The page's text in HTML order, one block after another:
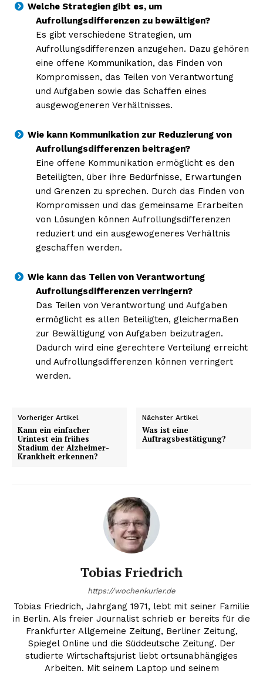
Welche Strategien gibt es, um
Aufrollungsdifferenzen zu bewältigen?
Es gibt verschiedene Strategien, um
Aufrollungsdifferenzen anzugehen. Dazu gehören
eine offene Kommunikation, das Finden von
Kompromissen, das Teilen von Verantwortung
und Aufgaben sowie das Schaffen eines
ausgewogeneren Verhältnisses.
Wie kann Kommunikation zur Reduzierung von
Aufrollungsdifferenzen beitragen?
Eine offene Kommunikation ermöglicht es den
Beteiligten, über ihre Bedürfnisse, Erwartungen
und Grenzen zu sprechen. Durch das Finden von
Kompromissen und das gemeinsame Erarbeiten
von Lösungen können Aufrollungsdifferenzen
reduziert und ein ausgewogeneres Verhältnis
geschaffen werden.
Wie kann das Teilen von Verantwortung
Aufrollungsdifferenzen verringern?
Das Teilen von Verantwortung und Aufgaben
ermöglicht es allen Beteiligten, gleichermaßen
zur Bewältigung von Aufgaben beizutragen.
Dadurch wird eine gerechtere Verteilung erreicht
und Aufrollungsdifferenzen können verringert
werden.
Vorheriger Artikel
Kann ein einfacher
Urintest ein frühes
Stadium der Alzheimer-
Krankheit erkennen?
Nächster Artikel
Was ist eine
Auftragsbestätigung?
Tobias Friedrich
https://wochenkurier.de
Tobias Friedrich, Jahrgang 1971, lebt mit seiner Familie
in Berlin. Als freier Journalist schrieb er bereits für die
Frankfurter Allgemeine Zeitung, Berliner Zeitung,
Spiegel Online und die Süddeutsche Zeitung. Der
studierte Wirtschaftsjurist liebt ortsunabhängiges
Arbeiten. Mit seinem Laptop und seinem